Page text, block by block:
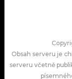
Obsah serveru je
serveru včetně